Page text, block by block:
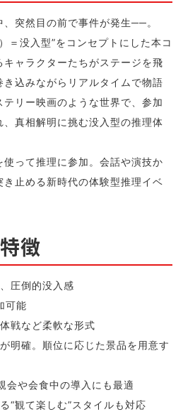
突然目の前で事件が発生──。
＝没入型”をコンセプトにした本コ
ャラクターたちがステージを飛
込みながらリアルタイムで物語
リー映画のような世界で、参加
真相解明に挑む没入型の推理体
って推理に参加。会話や演技か
止める新時代の体験型推理イベ
徴
圧倒的没入感
可能
戦など柔軟な形式
明確。順位に応じた景品を用意す
や会食中の導入にも最適
“観て楽しむ”スタイルも対応